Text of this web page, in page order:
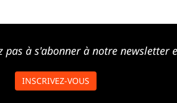
pas à s'abonner à notre
INSCRIVEZ-VOUS